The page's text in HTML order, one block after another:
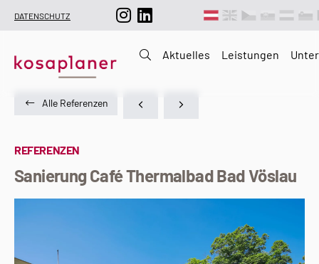
DATENSCHUTZ
Aktuelles Leistungen
Alle Referenzen
REFERENZEN
Sanierung Café Thermalbad Bad Vöslau